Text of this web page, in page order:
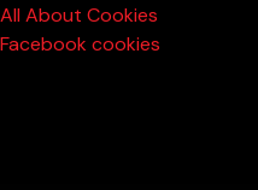
All About Cookies
Facebook cookies